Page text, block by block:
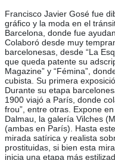
Francisco Javier Gosé fue
gráfico y la moda en el
Barcelona, donde fue
Colaboró desde muy
barcelonesas, desde “La
que queda patente su
Magazine” y “Fémina”,
cubista. Su primera
Durante su etapa
1900 viajó a París, donde
frou”, entre otras. Expone
Dalmau, la galería Vilches
(ambas en París). Hasta
mirada satírica y realista
prostituidas, si bien esta
inicia una etapa más